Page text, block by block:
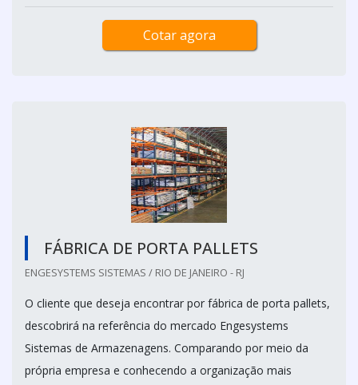
Cotar agora
FÁBRICA DE PORTA PALLETS
ENGESYSTEMS SISTEMAS / RIO DE JANEIRO - RJ
O cliente que deseja encontrar por fábrica de porta pallets,
descobrirá na referência do mercado Engesystems
Sistemas de Armazenagens. Comparando por meio da
própria empresa e conhecendo a organização mais